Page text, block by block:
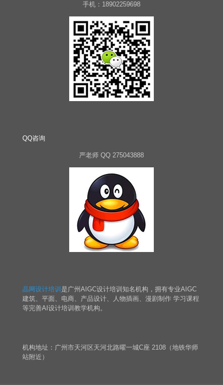
手机：18902259698
QQ咨询
严老师 QQ 275043888
晶网设计培训 是广州AIGC设计培训知名机构，拥有专业AIGC
建筑、平面、电商、产品设计、人物插画、漫剧制作 学习课程
等完善AI设计培训教学机构。
机构地址：广州市天河区天河北路曜一城C座 2108（地铁华师
站附近）